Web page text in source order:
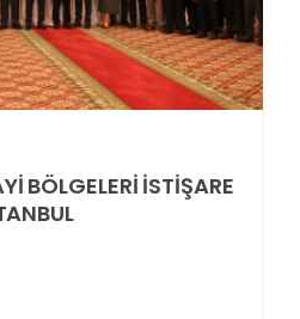
BÖLGELERİ İSTİŞARE